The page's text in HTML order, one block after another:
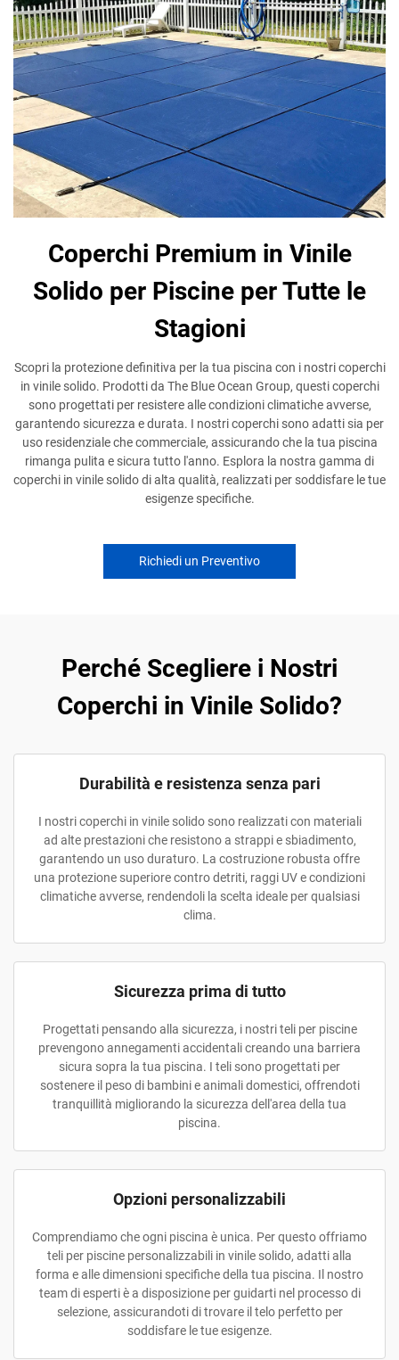
Coperchi Premium in Vinile
Solido per Piscine per Tutte le
Stagioni
Scopri la protezione definitiva per la tua piscina con i nostri coperchi
in vinile solido. Prodotti da The Blue Ocean Group, questi coperchi
sono progettati per resistere alle condizioni climatiche avverse,
garantendo sicurezza e durata. I nostri coperchi sono adatti sia per
uso residenziale che commerciale, assicurando che la tua piscina
rimanga pulita e sicura tutto l'anno. Esplora la nostra gamma di
coperchi in vinile solido di alta qualità, realizzati per soddisfare le tue
esigenze specifiche.
Richiedi un Preventivo
Perché Scegliere i Nostri
Coperchi in Vinile Solido?
Durabilità e resistenza senza pari
I nostri coperchi in vinile solido sono realizzati con materiali
ad alte prestazioni che resistono a strappi e sbiadimento,
garantendo un uso duraturo. La costruzione robusta offre
una protezione superiore contro detriti, raggi UV e condizioni
climatiche avverse, rendendoli la scelta ideale per qualsiasi
clima.
Sicurezza prima di tutto
Progettati pensando alla sicurezza, i nostri teli per piscine
prevengono annegamenti accidentali creando una barriera
sicura sopra la tua piscina. I teli sono progettati per
sostenere il peso di bambini e animali domestici, offrendoti
tranquillità migliorando la sicurezza dell'area della tua
piscina.
Opzioni personalizzabili
Comprendiamo che ogni piscina è unica. Per questo offriamo
teli per piscine personalizzabili in vinile solido, adatti alla
forma e alle dimensioni specifiche della tua piscina. Il nostro
team di esperti è a disposizione per guidarti nel processo di
selezione, assicurandoti di trovare il telo perfetto per
soddisfare le tue esigenze.